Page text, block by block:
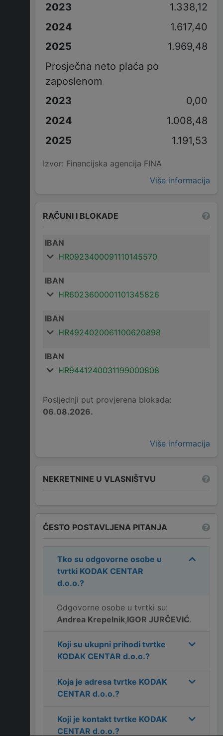
1.338,12
1.617,40
1.969,48
Prosječna neto plaća po
zaposlenom
0,00
1.008,48
1.191,53
Izvor: Financijska agencija FINA
Više informacija
RAČUNI I BLOKADE
IBAN
HR0923400091110145570
IBAN
HR6023600001101345826
IBAN
HR4924020061100620898
IBAN
HR9441240031199000808
Posljednji put provjerena blokada:
06.08.2026.
Više informacija
NEKRETNINE U VLASNIŠTVU
ČESTO POSTAVLJENA PITANJA
Tko su odgovorne osobe u
tvrtki KODAK CENTAR
d.o.o.?
Odgovorne osobe u tvrtki su:
Andrea Krepelnik,IGOR JURČEVIĆ.
Koji su ukupni prihodi tvrtke
KODAK CENTAR d.o.o.?
Koja je adresa tvrtke KODAK
CENTAR d.o.o.?
Koji je kontakt tvrtke KODAK
CENTAR d.o.o.?